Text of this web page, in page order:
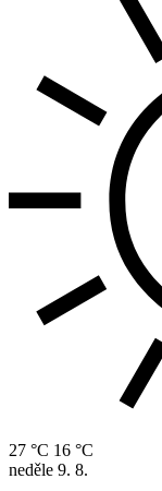
27 °C 16 °C
neděle 9. 8.